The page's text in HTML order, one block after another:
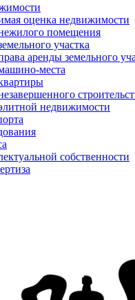
оценка недвижимости
помещения
участка
аренды земельного
места
недвижимости
собственности